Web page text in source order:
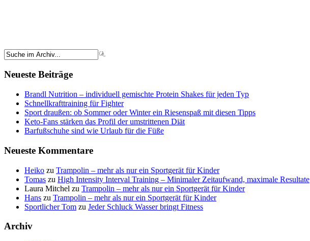
Neueste Beiträge
Brandl Nutrition – individuell gemischte Protein Shakes für jeden Typ
Schnellkrafttraining für Fighter
Sport draußen: ob Sommer oder Winter ein Riesenspaß mit diesen Tipps
Keto-Fans stärken das Profil der umstrittenen Diät
Barfußschuhe sind wie Urlaub für die Füße
Neueste Kommentare
Heiko zu Trampolin – mehr als nur ein Sportgerät für Kinder
Tomas zu High Intensity Interval Training – Minimaler Zeitaufwand, maximale Resultate
Laura Mitchel zu Trampolin – mehr als nur ein Sportgerät für Kinder
Hans zu Trampolin – mehr als nur ein Sportgerät für Kinder
Sportlicher Tom zu Jeder Schluck Wasser bringt Fitness
Archiv